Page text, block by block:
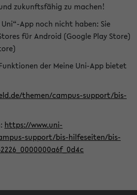
zukunftsfähig zu machen!
App noch nicht haben: Sie
für Android (Google Play Store)
der Meine Uni-App bietet
themen/campus-support/bis-
https://www.uni-
support/bis-hilfeseiten/bis-